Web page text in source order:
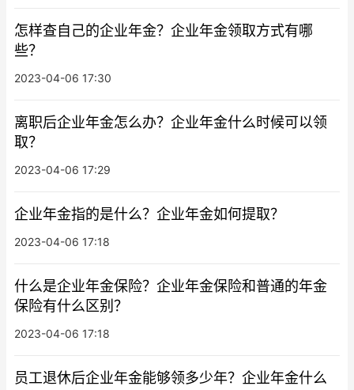
怎样查自己的企业年金？企业年金领取方式有哪
些？
2023-04-06 17:30
离职后企业年金怎么办？企业年金什么时候可以领
取？
2023-04-06 17:29
企业年金指的是什么？企业年金如何提取？
2023-04-06 17:18
什么是企业年金保险？企业年金保险和普通的年金
保险有什么区别？
2023-04-06 17:18
员工退休后企业年金能够领多少年？企业年金什么